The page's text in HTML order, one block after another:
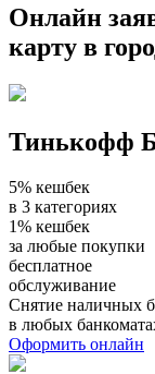
Онлайн
карту в
Тинькофф
5% кешбек
в 3 категориях
1% кешбек
за любые покупки
бесплатное
обслуживание
Снятие наличных
в любых
Оформить онлайн